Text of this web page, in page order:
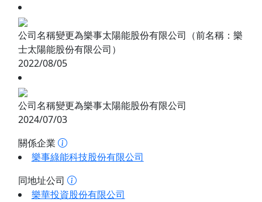
公司名稱變更為樂事太陽能股份有限公司（前名稱：樂
士太陽能股份有限公司）
2022/08/05
公司名稱變更為樂事太陽能股份有限公司
2024/07/03
關係企業
樂事綠能科技股份有限公司
同地址公司
樂華投資股份有限公司